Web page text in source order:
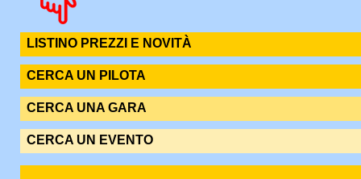
LISTINO PREZZI E NOVITÀ
CERCA UN PILOTA
CERCA UNA GARA
CERCA UN EVENTO